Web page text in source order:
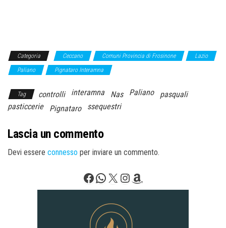
Categoria Ceccano Comuni Provincia di Frosinone
Lazio
Paliano
Pignataro Interamna
Tag controlli interamna Nas Paliano
pasquali
pasticcerie
Pignataro ssequestri
Lascia un commento
Devi essere connesso per inviare un commento.
Facebook
WhatsApp
X Instagram
Amazon